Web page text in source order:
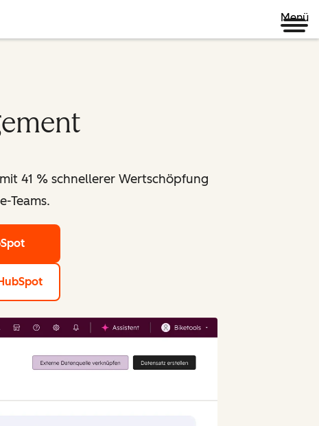
Menü
41 % schnellerer Wertschöpfung
Teams.